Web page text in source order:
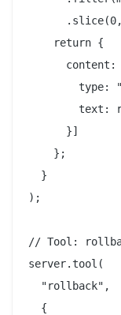
    return {
content:
type:
text:
      }]
    };
  }
);
// Tool:
server.tool(
  "rollback",
  {